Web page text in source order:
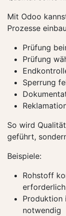
Mit Odoo
Prozesse
Prüfung
Prüfung
Sperrung
So wird
geführt,
Beispiele:
Rohstoff
erforderlich
Produktion
notwendig